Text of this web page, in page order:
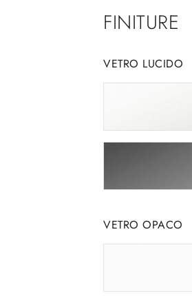
FINITURE
VETRO LUCIDO
VETRO OPACO